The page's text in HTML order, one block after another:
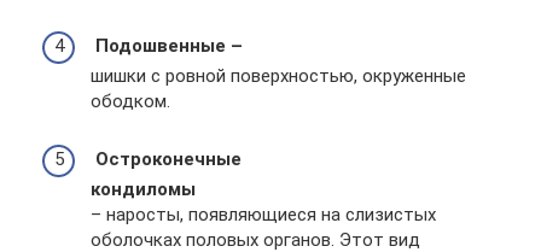
Подошвенные –
шишки с ровной поверхностью, окруженные
ободком.
Остроконечные
кондиломы
– наросты, появляющиеся на слизистых
оболочках половых органов. Этот вид